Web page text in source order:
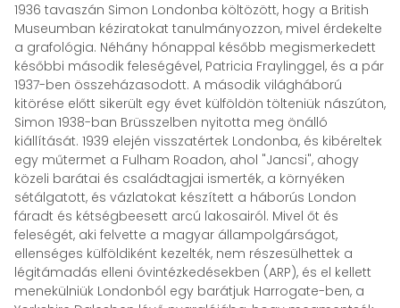
1936 tavaszán Simon Londonba költözött, hogy a British
Museumban kéziratokat tanulmányozzon, mivel érdekelte
a grafológia. Néhány hónappal később megismerkedett
későbbi második feleségével, Patricia Fraylinggel, és a pár
1937-ben összeházasodott. A második világháború
kitörése előtt sikerült egy évet külföldön tölteniük nászúton,
Simon 1938-ban Brüsszelben nyitotta meg önálló
kiállítását. 1939 elején visszatértek Londonba, és kibéreltek
egy műtermet a Fulham Roadon, ahol "Jancsi", ahogy
közeli barátai és családtagjai ismerték, a környéken
sétálgatott, és vázlatokat készített a háborús London
fáradt és kétségbeesett arcú lakosairól. Mivel őt és
feleségét, aki felvette a magyar állampolgárságot,
ellenséges külföldiként kezelték, nem részesülhettek a
légitámadás elleni óvintézkedésekben (ARP), és el kellett
menekülniük Londonból egy barátjuk Harrogate-ben, a